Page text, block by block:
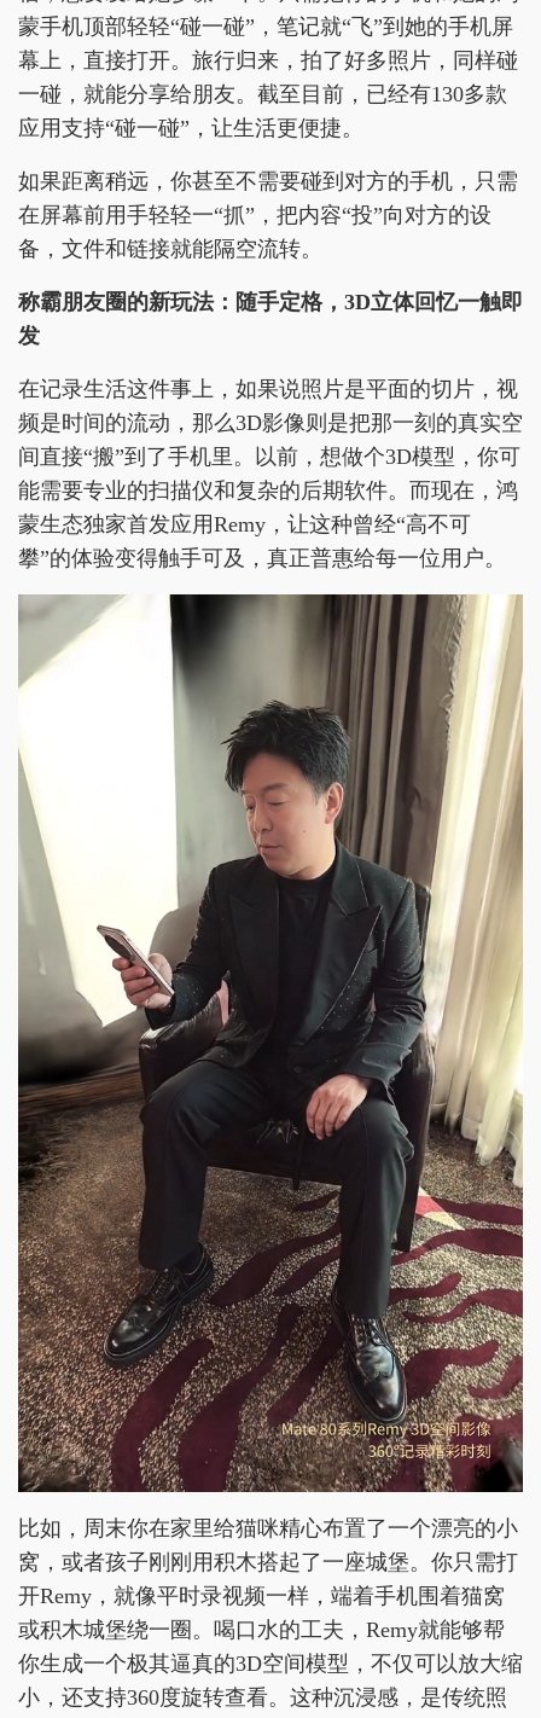
蒙手机顶部轻轻“碰一碰”，笔记就“飞”到她的手机屏
幕上，直接打开。旅行归来，拍了好多照片，同样碰
一碰，就能分享给朋友。截至目前，已经有130多款
应用支持“碰一碰”，让生活更便捷。
如果距离稍远，你甚至不需要碰到对方的手机，只需
在屏幕前用手轻轻一“抓”，把内容“投”向对方的设
备，文件和链接就能隔空流转。
称霸朋友圈的新玩法：随手定格，3D立体回忆一触即
发
在记录生活这件事上，如果说照片是平面的切片，视
频是时间的流动，那么3D影像则是把那一刻的真实空
间直接“搬”到了手机里。以前，想做个3D模型，你可
能需要专业的扫描仪和复杂的后期软件。而现在，鸿
蒙生态独家首发应用Remy，让这种曾经“高不可
攀”的体验变得触手可及，真正普惠给每一位用户。
比如，周末你在家里给猫咪精心布置了一个漂亮的小
窝，或者孩子刚刚用积木搭起了一座城堡。你只需打
开Remy，就像平时录视频一样，端着手机围着猫窝
或积木城堡绕一圈。喝口水的工夫，Remy就能够帮
你生成一个极其逼真的3D空间模型，不仅可以放大缩
小，还支持360度旋转查看。这种沉浸感，是传统照